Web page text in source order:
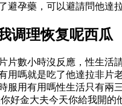
孕藥，可以避請問他
调理恢复呢西瓜
數小時沒反應，性生
嗎就是吃了他達拉非
用有用嗎性生活只有
金大夫今天你給我開